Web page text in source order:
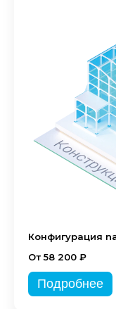
Конфигурация
От 58 200 ₽
Подробнее